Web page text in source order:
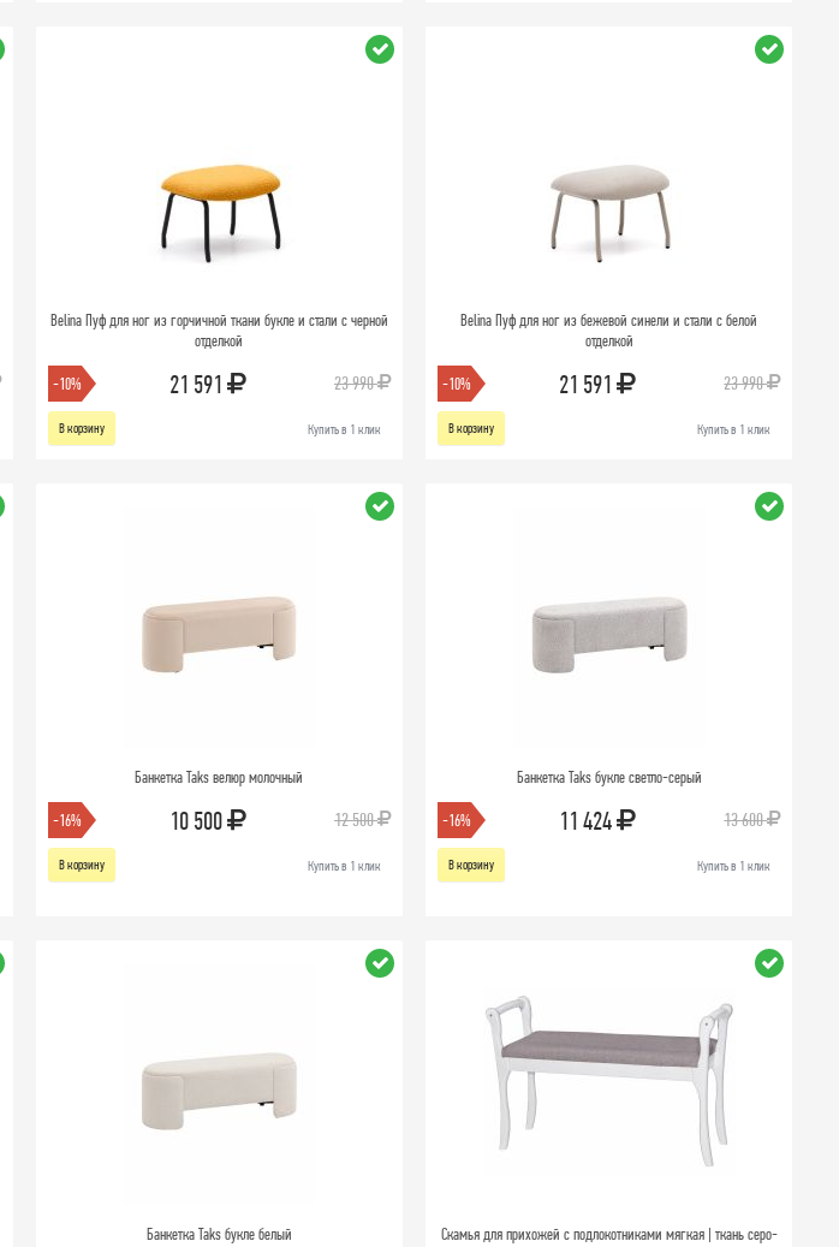
Belina Пуф для ног из горчичной ткани букле и стали с черной
отделкой
-10% 21 591 23 990
В корзину Купить в 1 клик
Belina Пуф для ног из бежевой синели и стали с белой
отделкой
-10% 21 591 23 990
В корзину Купить в 1 клик
Банкетка Taks велюр молочный
-16% 10 500 12 500
В корзину Купить в 1 клик
Банкетка Taks букле светло-серый
-16% 11 424 13 600
В корзину Купить в 1 клик
Банкетка Taks букле белый
Скамья для прихожей с подлокотниками мягкая | ткань серо-